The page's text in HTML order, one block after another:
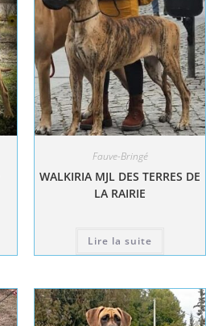
Fauve-Bringé
WALKIRIA MJL DES TERRES DE
LA RAIRIE
Lire la suite